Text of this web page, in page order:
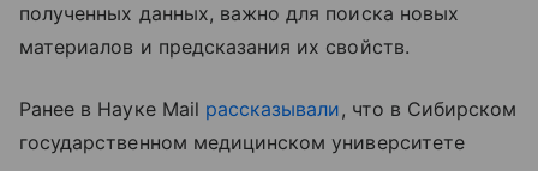
полученных данных, важно для поиска новых
материалов и предсказания их свойств.
Ранее в Науке Mail рассказывали, что в Сибирском
государственном медицинском университете